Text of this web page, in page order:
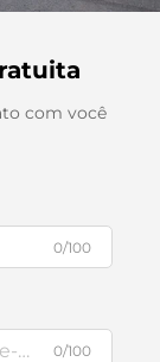
com você
0/100
0/100